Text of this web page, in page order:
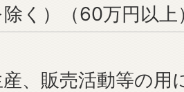
除く）（60万円以上
、販売活動等の用